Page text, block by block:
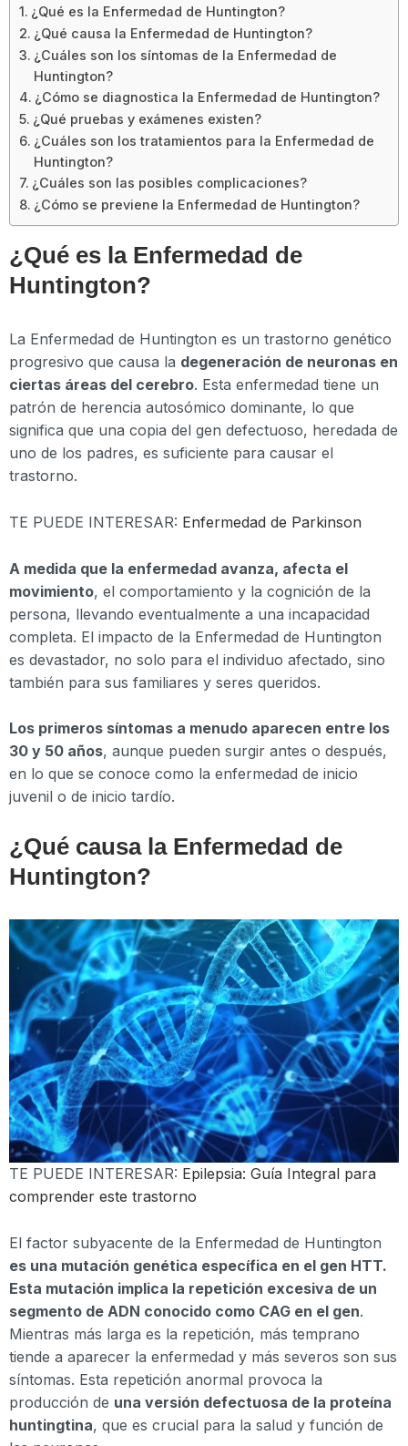
¿Qué es la Enfermedad de Huntington?
¿Qué causa la Enfermedad de Huntington?
¿Cuáles son los síntomas de la Enfermedad de
Huntington?
¿Cómo se diagnostica la Enfermedad de Huntington?
¿Qué pruebas y exámenes existen?
¿Cuáles son los tratamientos para la Enfermedad de
Huntington?
¿Cuáles son las posibles complicaciones?
¿Cómo se previene la Enfermedad de Huntington?
¿Qué es la Enfermedad de
Huntington?
La Enfermedad de Huntington es un trastorno genético
progresivo que causa la degeneración de neuronas en
ciertas áreas del cerebro. Esta enfermedad tiene un
patrón de herencia autosómico dominante, lo que
significa que una copia del gen defectuoso, heredada de
uno de los padres, es suficiente para causar el
trastorno.
TE PUEDE INTERESAR: Enfermedad de Parkinson
A medida que la enfermedad avanza, afecta el
movimiento, el comportamiento y la cognición de la
persona, llevando eventualmente a una incapacidad
completa. El impacto de la Enfermedad de Huntington
es devastador, no solo para el individuo afectado, sino
también para sus familiares y seres queridos.
Los primeros síntomas a menudo aparecen entre los
30 y 50 años, aunque pueden surgir antes o después,
en lo que se conoce como la enfermedad de inicio
juvenil o de inicio tardío.
¿Qué causa la Enfermedad de
Huntington?
TE PUEDE INTERESAR: Epilepsia: Guía Integral para
comprender este trastorno
El factor subyacente de la Enfermedad de Huntington
es una mutación genética específica en el gen HTT.
Esta mutación implica la repetición excesiva de un
segmento de ADN conocido como CAG en el gen.
Mientras más larga es la repetición, más temprano
tiende a aparecer la enfermedad y más severos son sus
síntomas. Esta repetición anormal provoca la
producción de una versión defectuosa de la proteína
huntingtina, que es crucial para la salud y función de